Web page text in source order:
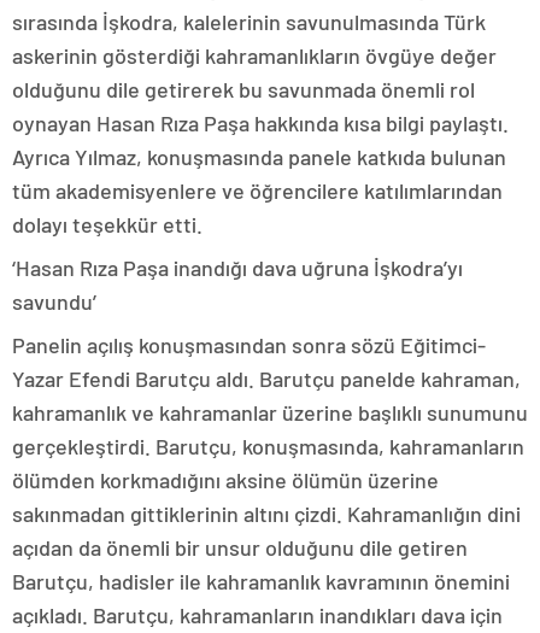
sırasında İşkodra, kalelerinin savunulmasında Türk
askerinin gösterdiği kahramanlıkların övgüye değer
olduğunu dile getirerek bu savunmada önemli rol
oynayan Hasan Rıza Paşa hakkında kısa bilgi paylaştı.
Ayrıca Yılmaz, konuşmasında panele katkıda bulunan
tüm akademisyenlere ve öğrencilere katılımlarından
dolayı teşekkür etti.
‘Hasan Rıza Paşa inandığı dava uğruna İşkodra’yı
savundu’
Panelin açılış konuşmasından sonra sözü Eğitimci-
Yazar Efendi Barutçu aldı. Barutçu panelde kahraman,
kahramanlık ve kahramanlar üzerine başlıklı sunumunu
gerçekleştirdi. Barutçu, konuşmasında, kahramanların
ölümden korkmadığını aksine ölümün üzerine
sakınmadan gittiklerinin altını çizdi. Kahramanlığın dini
açıdan da önemli bir unsur olduğunu dile getiren
Barutçu, hadisler ile kahramanlık kavramının önemini
açıkladı. Barutçu, kahramanların inandıkları dava için